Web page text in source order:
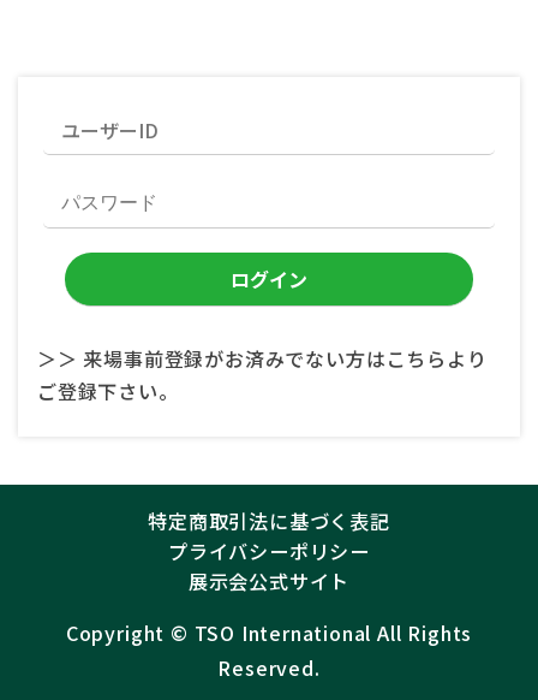
＞＞ 来場事前登録がお済みでない方はこちらより
ご登録下さい。
特定商取引法に基づく表記
プライバシーポリシー
展示会公式サイト
Copyright ©︎ TSO International All Rights
Reserved.